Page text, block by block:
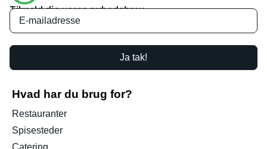
Tilmeld dig vores nyhedsbrev
Ja tak!
Hvad har du brug for?
Restauranter
Spisesteder
Catering